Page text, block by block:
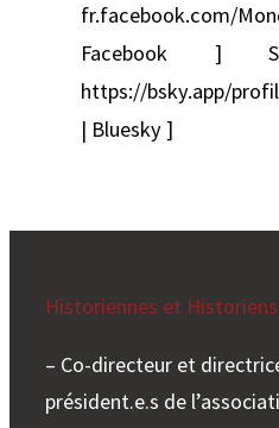
fr.facebook.com/
Facebook ]
https://bsky.app/
| Bluesky ]
Historiennes et
– Co-directeur et
président.e.s de